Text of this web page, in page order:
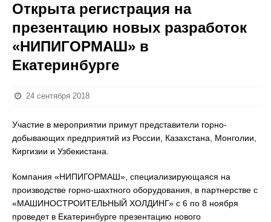
Открыта регистрация на
презентацию новых разработок
«НИПИГОРМАШ» в
Екатеринбурге
24 сентября 2018
Участие в мероприятии примут представители горно-
добывающих предприятий из России, Казахстана, Монголии,
Киргизии и Узбекистана.
Компания «НИПИГОРМАШ», специализирующаяся на
производстве горно-шахтного оборудования, в партнерстве с
«МАШИНОСТРОИТЕЛЬНЫЙ ХОЛДИНГ» с 6 по 8 ноября
проведет в Екатеринбурге презентацию нового